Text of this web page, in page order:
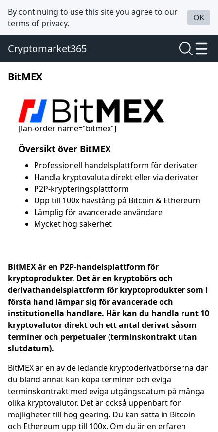
By continuing to use this site you agree to our
terms of privacy.
OK
Cryptomarket365
BitMEX
[lan-order name=”bitmex”]
Översikt över BitMEX
Professionell handelsplattform för derivater
Handla kryptovaluta direkt eller via derivater
P2P-krypteringsplattform
Upp till 100x hävstång på Bitcoin & Ethereum
Lämplig för avancerade användare
Mycket hög säkerhet
BitMEX är en P2P-handelsplattform för
kryptoprodukter. Det är en kryptobörs och
derivathandelsplattform för kryptoprodukter som i
första hand lämpar sig för avancerade och
institutionella handlare. Här kan du handla runt 10
kryptovalutor direkt och ett antal derivat såsom
terminer och perpetualer (terminskontrakt utan
slutdatum).
BitMEX är en av de ledande kryptoderivatbörserna där
du bland annat kan köpa terminer och eviga
terminskontrakt med eviga utgångsdatum på många
olika kryptovalutor. Det är också uppenbart för
möjligheter till hög gearing. Du kan sätta in Bitcoin
och Ethereum upp till 100x. Om du är en erfaren